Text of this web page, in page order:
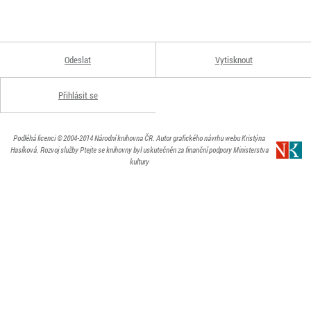
Odeslat Vytisknout
Přihlásit se
Podléhá licenci© 2004-2014Národní knihovna ČR. Autor grafického návrhu webu Kristýna
Hasíková. Rozvoj služby Ptejte se knihovny byl uskutečněn za finanční podpory Ministerstva
kultury